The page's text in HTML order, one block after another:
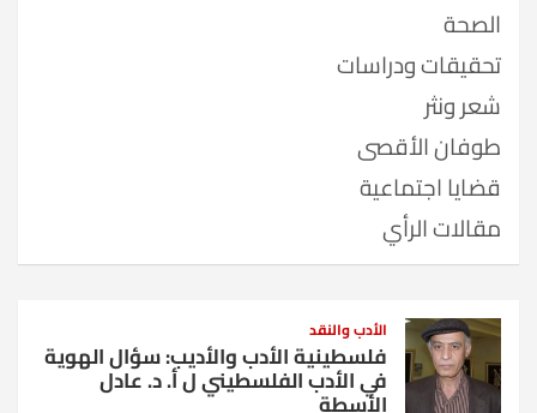
الصحة
تحقيقات ودراسات
شعر ونثر
طوفان الأقصى
قضايا اجتماعية
مقالات الرأي
الأدب والنقد
فلسطينية الأدب والأديب: سؤال الهوية
في الأدب الفلسطيني ل أ. د. عادل
الأسطة